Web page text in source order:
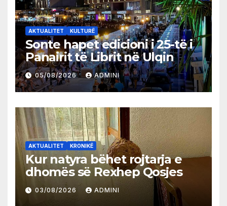
AKTUALITET KULTURË
Sonte hapet edicioni i 25-të i
Panairit të Librit në Ulqin
05/08/2026 ADMINI
AKTUALITET KRONIKË
Kur natyra bëhet rojtarja e
dhomës së Rexhep Qosjes
03/08/2026 ADMINI